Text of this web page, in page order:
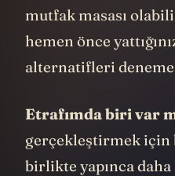
mutfak masası
hemen önce
alternatifleri
Etrafımda biri var
gerçekleştirmek için
birlikte yapınca daha